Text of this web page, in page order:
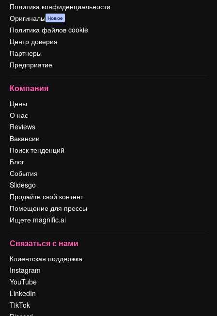
Политика конфиденциальности
Оригиналы Новое
Политика файлов cookie
Центр доверия
Партнеры
Предприятие
Компания
Цены
О нас
Reviews
Вакансии
Поиск тенденций
Блог
События
Slidesgo
Продайте свой контент
Помещение для прессы
Ищете magnific.ai
Связаться с нами
Клиентская поддержка
Instagram
YouTube
LinkedIn
TikTok